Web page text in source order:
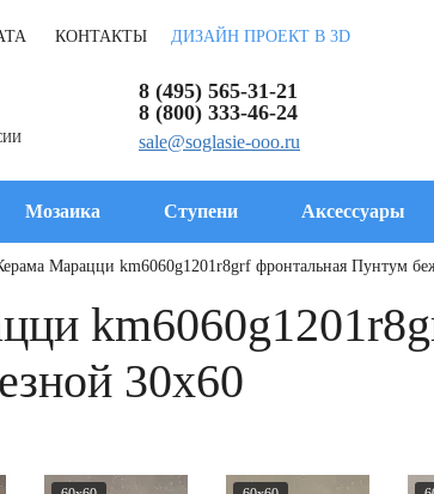
КОНТАКТЫ ДИЗАЙН ПРОЕКТ В 3D
8 (495) 565-31-21
8 (800) 333-46-24
sale@soglasie-ooo.ru
Мозаика Ступени Аксессуары
Марацци km6060g1201r8grf фронтальная Пунтум
30x60